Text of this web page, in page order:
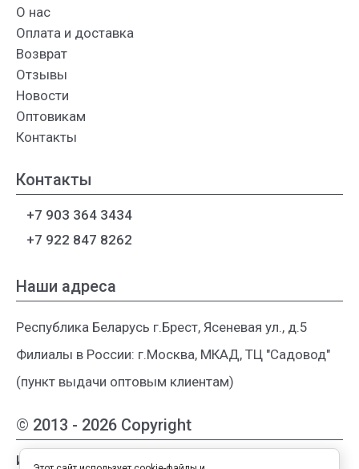
© 2013 - 2026 Copyright
Интернет-магазин женской одежды из
О нас
Оплата и доставка
Возврат
Отзывы
Новости
Оптовикам
Контакты
Контакты
+7 903 364 3434
+7 922 847 8262
Наши адреса
Республика Беларусь г.Брест, Ясеневая ул., д.5
Филиалы в России: г.Москва, МКАД, ТЦ "Садовод"
(пункт выдачи оптовым клиентам)